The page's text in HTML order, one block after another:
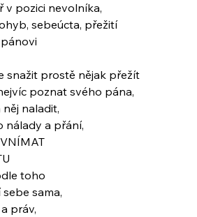
v pozici nevolníka,
sebeúcta, přežití
snažit prostě nějak přežít
poznat svého pána,
naladit,
nálady a přání,
toho
sama,
práv,